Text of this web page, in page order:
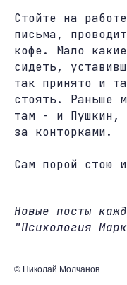
Стойте на
письма,
кофе. Мало
сидеть,
так принято и
стоять. Раньше
там - и Пушкин,
за конторками.
Сам порой стою
Новые посты
"Психология
© Николай Молчанов